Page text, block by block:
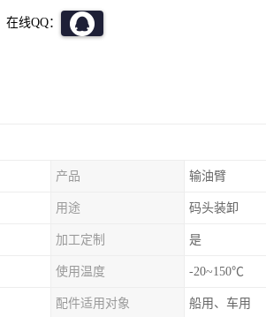
在线QQ：
产品 输油臂
用途 码头装卸
加工定制 是
使用温度 -20~150℃
配件适用对象 船用、车用